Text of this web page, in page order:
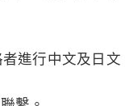
進行中文及日文